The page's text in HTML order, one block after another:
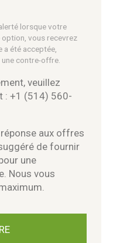
lorsque votre
vous recevrez
été acceptée,
contre-offre.
veuillez
: +1 (514) 560-
aux offres
de fournir
une
Nous vous